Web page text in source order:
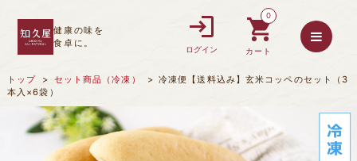
健康の味を
食卓に。
ログイン
0
カート
トップ セット商品（冷凍）
冷凍便【送料込み】玄米コッペのセット（3
本入×6袋）